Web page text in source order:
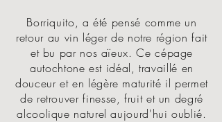
Borriquito, a été pensé comme un
retour au vin léger de notre région fait
et bu par nos aïeux. Ce cépage
autochtone est idéal, travaillé en
douceur et en légère maturité il permet
de retrouver finesse, fruit et un degré
alcoolique naturel aujourd'hui oublié.